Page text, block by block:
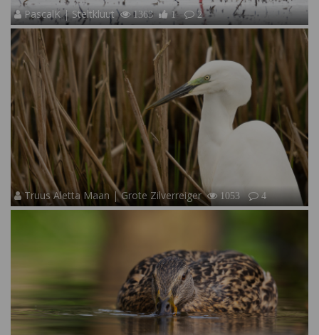
PascalK | Steltkluut 1363 1 2
Truus Aletta Maan | Grote Zilverreiger 1053 4